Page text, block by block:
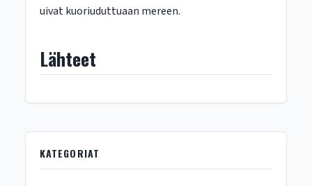
uivat kuoriuduttuaan mereen.
Lähteet
KATEGORIAT